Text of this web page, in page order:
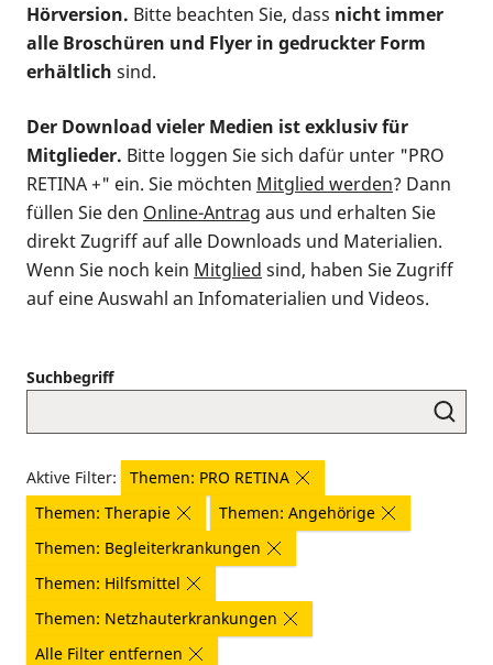
Hörversion. Bitte beachten Sie, dass nicht immer
alle Broschüren und Flyer in gedruckter Form
erhältlich sind.
Der Download vieler Medien ist exklusiv für
Mitglieder. Bitte loggen Sie sich dafür unter "PRO
RETINA +" ein. Sie möchten Mitglied werden? Dann
füllen Sie den Online-Antrag aus und erhalten Sie
direkt Zugriff auf alle Downloads und Materialien.
Wenn Sie noch kein Mitglied sind, haben Sie Zugriff
auf eine Auswahl an Infomaterialien und Videos.
Suchbegriff
Aktive Filter:
Themen: PRO RETINA
Themen: Therapie
Themen: Angehörige
Themen: Begleiterkrankungen
Themen: Hilfsmittel
Themen: Netzhauterkrankungen
Alle Filter entfernen